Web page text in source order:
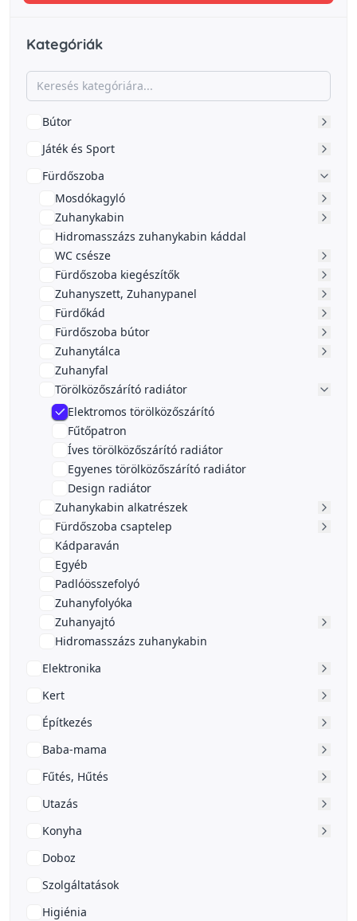
Kategóriák
Bútor
Játék és Sport
Fürdőszoba
Mosdókagyló
Zuhanykabin
Hidromasszázs zuhanykabin káddal
WC csésze
Fürdőszoba kiegészítők
Zuhanyszett, Zuhanypanel
Fürdőkád
Fürdőszoba bútor
Zuhanytálca
Zuhanyfal
Törölközőszárító radiátor
Elektromos törölközőszárító
Fűtőpatron
Íves törölközőszárító radiátor
Egyenes törölközőszárító radiátor
Design radiátor
Zuhanykabin alkatrészek
Fürdőszoba csaptelep
Kádparaván
Egyéb
Padlóösszefolyó
Zuhanyfolyóka
Zuhanyajtó
Hidromasszázs zuhanykabin
Elektronika
Kert
Építkezés
Baba-mama
Fűtés, Hűtés
Utazás
Konyha
Doboz
Szolgáltatások
Higiénia